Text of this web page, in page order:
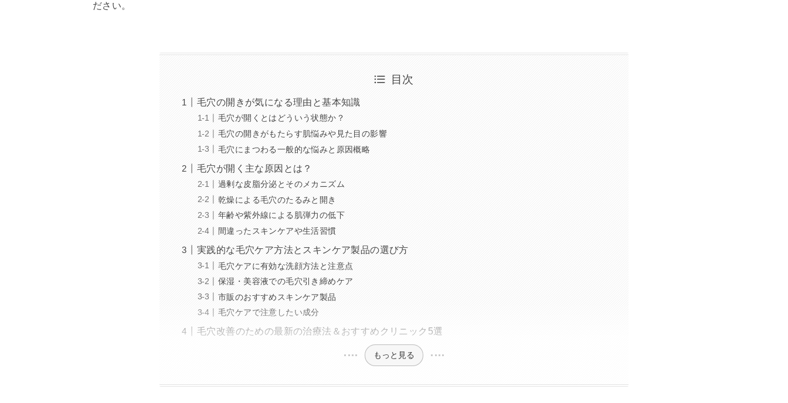
ださい。
目次
毛穴の開きが気になる理由と基本知識
毛穴が開くとはどういう状態か？
毛穴の開きがもたらす肌悩みや見た目の影響
毛穴にまつわる一般的な悩みと原因概略
毛穴が開く主な原因とは？
過剰な皮脂分泌とそのメカニズム
乾燥による毛穴のたるみと開き
年齢や紫外線による肌弾力の低下
間違ったスキンケアや生活習慣
実践的な毛穴ケア方法とスキンケア製品の選び方
毛穴ケアに有効な洗顔方法と注意点
保湿・美容液での毛穴引き締めケア
市販のおすすめスキンケア製品
毛穴ケアで注意したい成分
毛穴改善のための最新の治療法＆おすすめクリニック5選
もっと見る